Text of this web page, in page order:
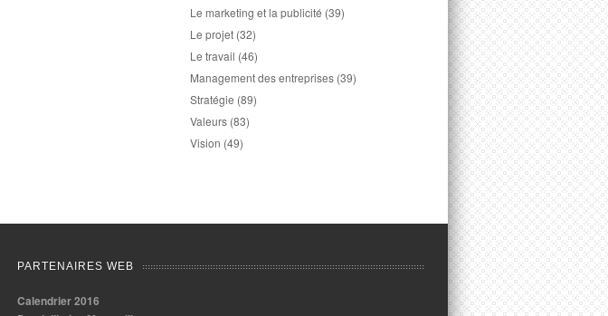
Le marketing et la publicité (39)
Le projet (32)
Le travail (46)
Management des entreprises (39)
Stratégie (89)
Valeurs (83)
Vision (49)
PARTENAIRES WEB
Calendrier 2016